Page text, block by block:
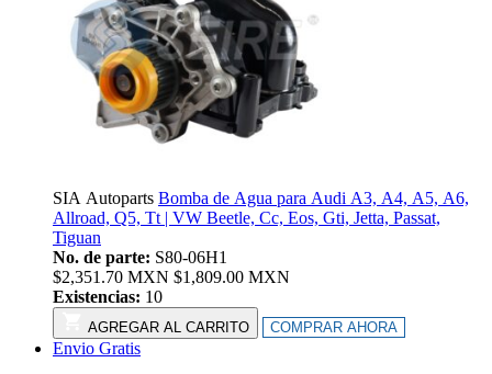
SIA Autoparts Bomba de Agua para Audi A3, A4, A5, A6,
Allroad, Q5, Tt | VW Beetle, Cc, Eos, Gti, Jetta, Passat,
Tiguan
No. de parte: S80-06H1
$2,351.70 MXN $1,809.00 MXN
Existencias: 10
AGREGAR AL CARRITO COMPRAR AHORA
Envio Gratis